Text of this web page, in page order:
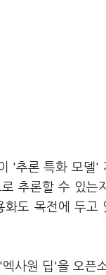
'추론 특화 모델'
추론할 수 있는
도 목전에 두고
사원 딥'을 오픈